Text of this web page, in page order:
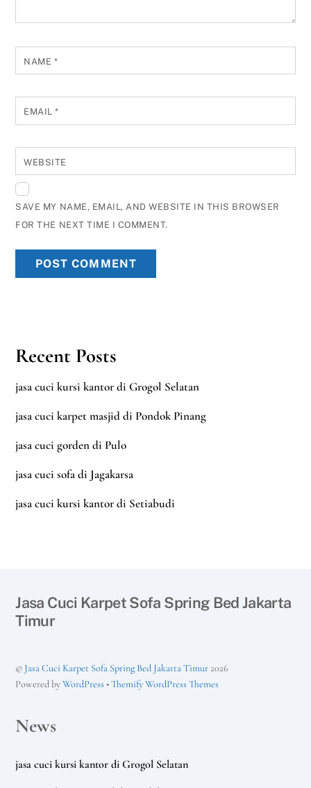
NAME *
EMAIL*
WEBSITE
SAVE MY NAME, EMAIL, AND WEBSITE IN THIS BROWSER
FOR THE NEXT TIME I COMMENT.
Recent Posts
jasa cuci kursi kantor di Grogol Selatan
jasa cuci karpet masjid di Pondok Pinang
jasa cuci gorden di Pulo
jasa cuci sofa di Jagakarsa
jasa cuci kursi kantor di Setiabudi
Jasa Cuci Karpet Sofa Spring Bed Jakarta
Timur
© Jasa Cuci Karpet Sofa Spring Bed Jakarta Timur2026
Powered byWordPress •Themify WordPress Themes
News
jasa cuci kursi kantor di Grogol Selatan